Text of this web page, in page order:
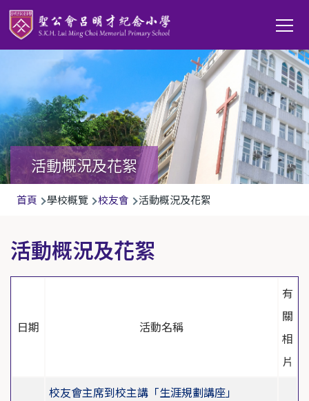
移至主內容
Main
活動概況及花絮
導
連
結
首頁 學校概覽 校友會 活動概況及花絮
活動概況及花絮
日期 活動名稱
有
關
相
片
校友會主席到校主講「生涯規劃講座」